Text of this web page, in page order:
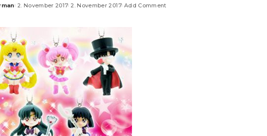
2. November 2017 2. November 2017 Add Comment